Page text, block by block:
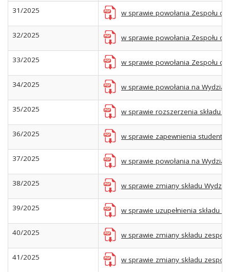
31/2025 w sprawie powołania Zespołu
32/2025 w sprawie powołania Zespołu
33/2025 w sprawie powołania Zespołu
34/2025 w sprawie powołania na
35/2025 w sprawie rozszerzenia składu
36/2025 w sprawie zapewnienia
37/2025 w sprawie powołania na
38/2025 w sprawie zmiany składu
39/2025 w sprawie uzupełnienia składu
40/2025 w sprawie zmiany składu
41/2025 w sprawie zmiany składu